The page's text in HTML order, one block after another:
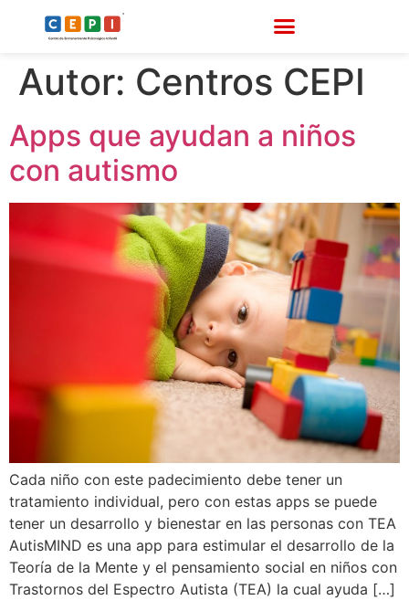
Autor: Centros CEPI
Apps que ayudan a niños
con autismo
Cada niño con este padecimiento debe tener un
tratamiento individual, pero con estas apps se puede
tener un desarrollo y bienestar en las personas con TEA
AutisMIND es una app para estimular el desarrollo de la
Teoría de la Mente y el pensamiento social en niños con
Trastornos del Espectro Autista (TEA) la cual ayuda […]